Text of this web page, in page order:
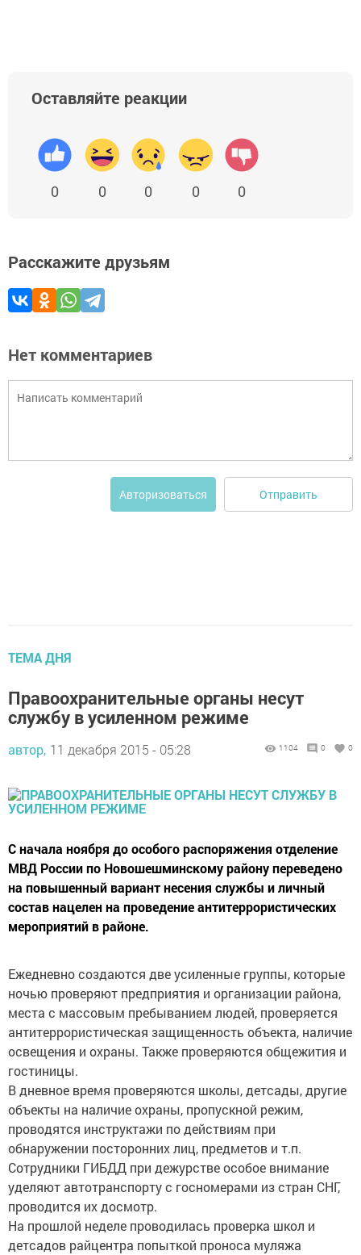
Оставляйте реакции
0 0 0 0 0
Расскажите друзьям
Нет комментариев
Авторизоваться Отправить
ТЕМА ДНЯ
Правоохранительные органы несут
службу в усиленном режиме
автор, 11 декабря 2015 - 05:28 1104 0 0
С начала ноября до особого распоряжения отделение
МВД России по Новошешминскому району переведено
на повышенный вариант несения службы и личный
состав нацелен на проведение антитеррористических
мероприятий в районе.
Ежедневно создаются две усиленные группы, которые
ночью проверяют предприятия и организации района,
места с массовым пребыванием людей, проверяется
антитеррористическая защищенность объекта, наличие
освещения и охраны. Также проверяются общежития и
гостиницы.
В дневное время проверяются школы, детсады, другие
объекты на наличие охраны, пропускной режим,
проводятся инструктажи по действиям при
обнаружении посторонних лиц, предметов и т.п.
Сотрудники ГИБДД при дежурстве особое внимание
уделяют автотранспорту с госномерами из стран СНГ,
проводится их досмотр.
На прошлой неделе проводилась проверка школ и
детсадов райцентра попыткой проноса муляжа